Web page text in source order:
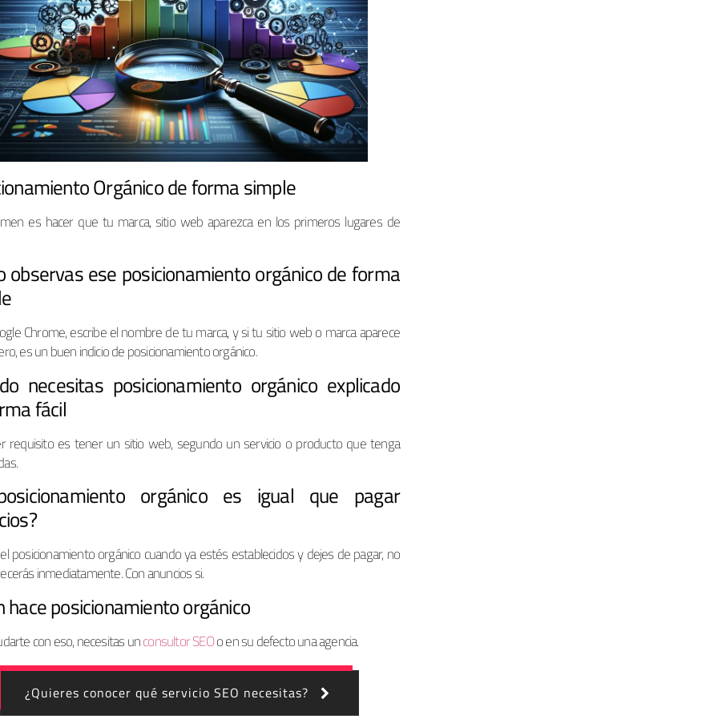
Orgánico de forma simple
es hacer que tu marca, sitio web aparezca en los primeros lugares de
observas ese posicionamiento orgánico de forma
Chrome, escribe el nombre de tu marca, y si tu sitio web o marca aparece
es un buen indicio de posicionamiento orgánico.
necesitas posicionamiento orgánico explicado
fácil
requisito es tener un sitio web, segundo un servicio o producto que tenga
orgánico es igual que pagar
posicionamiento orgánico cuando ya estés establecidos y dejes de pagar, no
inmediatamente. Con anuncios si.
hace posicionamiento orgánico
con eso, necesitas unconsultor SEOo en su defecto una agencia.
¿Quieres conocer qué servicio SEO necesitas?